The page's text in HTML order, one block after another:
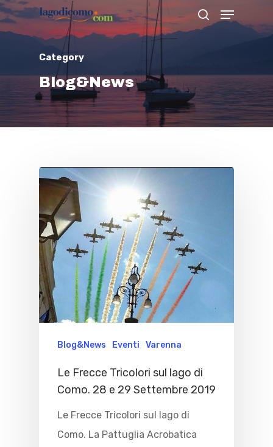
Hit enter to search or ESC to close
Category
Blog&News
Blog&News Eventi Varenna
Le Frecce Tricolori sul lago di
Como. 28 e 29 Settembre 2019
Le Frecce Tricolori sul lago di
Como. La Pattuglia Acrobatica